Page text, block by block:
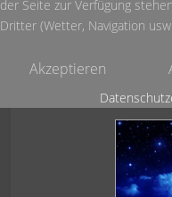
der Seite zur Verfügung
Dritter (Wetter, Navigation
Akzeptieren